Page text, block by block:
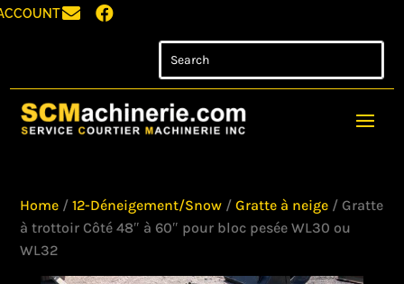
 
Home /12-Déneigement/Snow /Gratte à neige / Gratte
à trottoir Côté 48″ à 60″ pour bloc pesée WL30 ou
WL32